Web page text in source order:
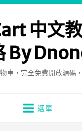
中文
By
車，完全免費開放源碼
選單